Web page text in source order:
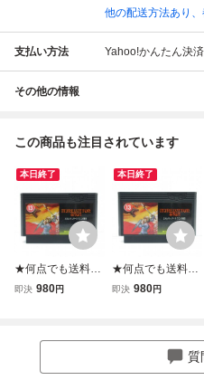
他の配送方法あり
支払い方法 Yahoo!かんたん決済
その他の情報
この商品も注目されています
本日終了
★何点でも送料１
８５円★ ミネルバ
即決 980円
本日終了
★何点でも送料１
８５円★ ミネルバ
ソフト 動作確認済
即決 980円
質